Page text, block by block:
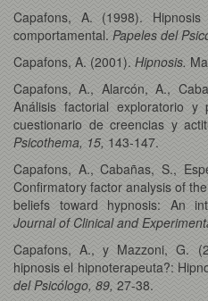
Capafons, A. (1998).
comportamental. Papeles del
Capafons, A. (2001). Hipnosis.
Capafons, A., Alarcón, A.,
Análisis factorial exploratorio y
cuestionario de creencias y
Psicothema, 15, 143-147.
Capafons, A., Cabañas, S.,
Confirmatory factor analysis of
beliefs toward hypnosis: An
Journal of Clinical and
Capafons, A., y Mazzoni, G.
hipnosis el hipnoterapeuta?:
del Psicólogo, 89, 27-38.